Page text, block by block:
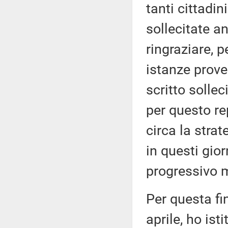
tanti
sollecitate
ringraziare,
istanze
scritto
per questo
circa la
in questi
progressivo
Per questa
aprile, ho